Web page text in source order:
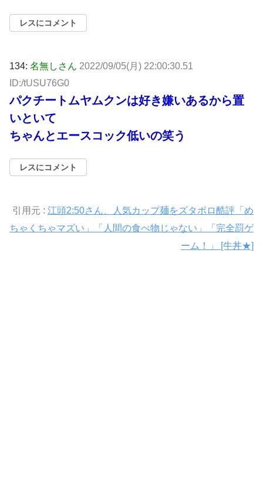
レスにコメント
134: 名無しさん 2022/09/05(月) 22:00:30.51
ID:/tUSU76G0
パクチートムヤムクンは好き嫌いあるから置
いといて
ちゃんとエースコック低いの笑う
レスにコメント
引用元 : 江頭2:50さん、人気カップ麺をズタボロ酷評「め
ちゃくちゃマズい」「人間の食べ物じゃない」「完全罰ゲ
ーム！」 [牛丼★]